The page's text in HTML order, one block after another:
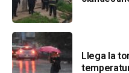
Llega la